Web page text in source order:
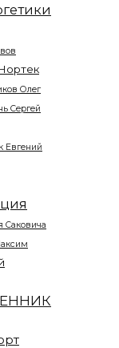
Олег
Сергей
Евгений